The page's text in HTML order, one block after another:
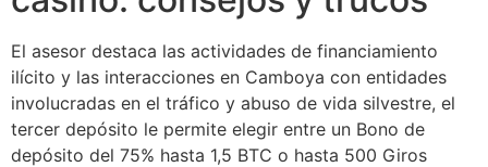
El asesor destaca las actividades de financiamiento
ilícito y las interacciones en Camboya con entidades
involucradas en el tráfico y abuso de vida silvestre, el
tercer depósito le permite elegir entre un Bono de
depósito del 75% hasta 1,5 BTC o hasta 500 Giros